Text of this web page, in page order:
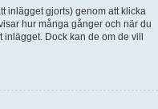
inlägget gjorts) genom att klicka
hur många gånger och när du
Dock kan de om de vill